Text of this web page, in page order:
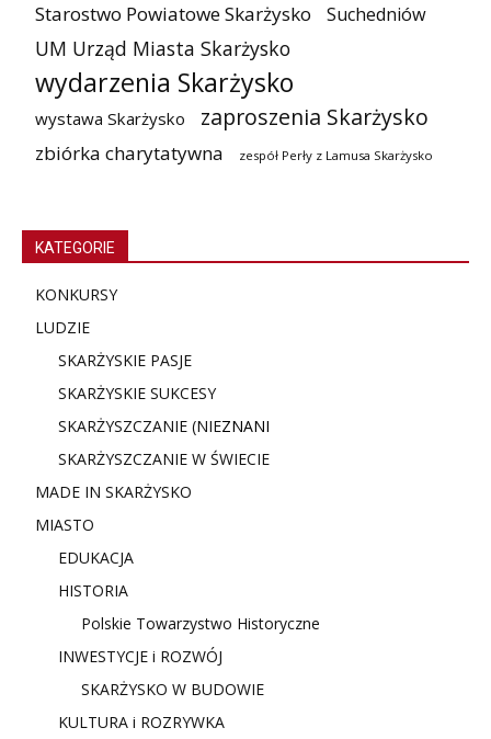
Starostwo Powiatowe Skarżysko Suchedniów
UM Urząd Miasta Skarżysko
wydarzenia Skarżysko
wystawa Skarżysko zaproszenia Skarżysko
zbiórka charytatywna zespół Perły z Lamusa Skarżysko
KATEGORIE
KONKURSY
LUDZIE
SKARŻYSKIE PASJE
SKARŻYSKIE SUKCESY
SKARŻYSZCZANIE (NIEZNANI
SKARŻYSZCZANIE W ŚWIECIE
MADE IN SKARŻYSKO
MIASTO
EDUKACJA
HISTORIA
Polskie Towarzystwo Historyczne
INWESTYCJE i ROZWÓJ
SKARŻYSKO W BUDOWIE
KULTURA i ROZRYWKA